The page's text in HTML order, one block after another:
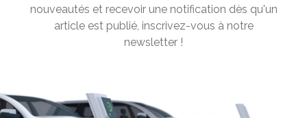
DOLPHIN FRASER
[wppr_avg_rating id="41143"]
Autonomie :60 km
nouveautés et recevoir une notification dès qu'un
article est publié, inscrivez-vous à notre
newsletter !